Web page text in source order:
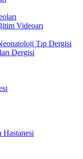
Videoarı
Tıp Dergisi
Dergisi